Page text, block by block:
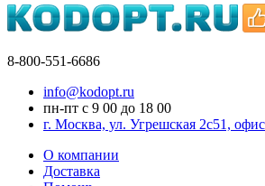
8-800-551-6686
info@kodopt.ru
пн-пт с 9 00 до 18 00
г. Москва, ул. Угрешская 2с51,
О компании
Доставка